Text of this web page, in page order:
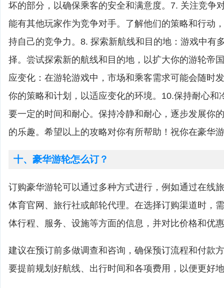
坏的部分，以确保乘客的安全和满意度。7. 关注竞争
能有其他玩家作为竞争对手。了解他们的策略和行动
持自己的竞争力。8. 探索新航线和目的地：游戏中有
择。尝试探索新的航线和目的地，以扩大你的游轮帝
应变化：在游轮游戏中，市场和乘客需求可能会随时
你的策略和计划，以适应变化的环境。10.保持耐心和
要一定的时间和耐心。保持冷静和耐心，逐步发展你
的乐趣。希望以上的攻略对你有所帮助！祝你在豪华
十、豪华游轮怎么订？
订购豪华游轮可以通过多种方式进行，例如通过在线
体育官网、旅行社或邮轮代理。在选择订购渠道时，
体行程、服务、设施等方面的信息，并对比价格和优
建议在预订前多做调查和咨询，确保预订流程和付款
要提前规划好航线、出行时间和各项费用，以便更好